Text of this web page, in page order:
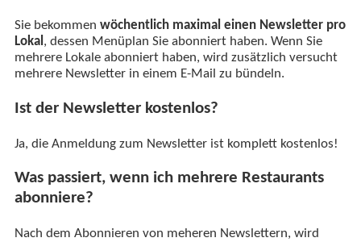
Sie bekommen wöchentlich maximal einen Newsletter pro
Lokal, dessen Menüplan Sie abonniert haben. Wenn Sie
mehrere Lokale abonniert haben, wird zusätzlich versucht
mehrere Newsletter in einem E-Mail zu bündeln.
Ist der Newsletter kostenlos?
Ja, die Anmeldung zum Newsletter ist komplett kostenlos!
Was passiert, wenn ich mehrere Restaurants
abonniere?
Nach dem Abonnieren von meheren Newslettern, wird